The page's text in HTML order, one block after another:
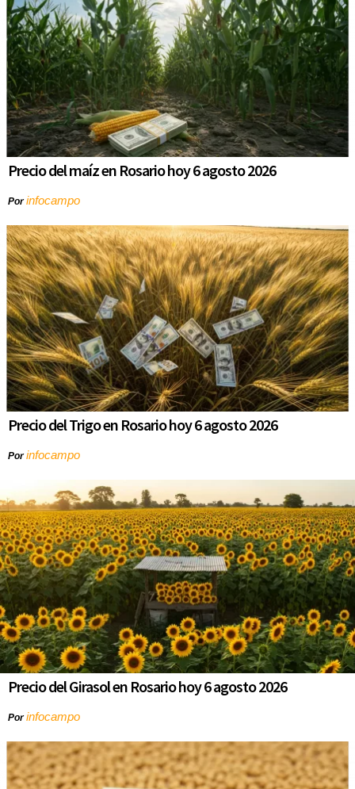
Precio del maíz en Rosario hoy 6 agosto 2026
Porinfocampo
Precio del Trigo en Rosario hoy 6 agosto 2026
Porinfocampo
Precio del Girasol en Rosario hoy 6 agosto 2026
Porinfocampo